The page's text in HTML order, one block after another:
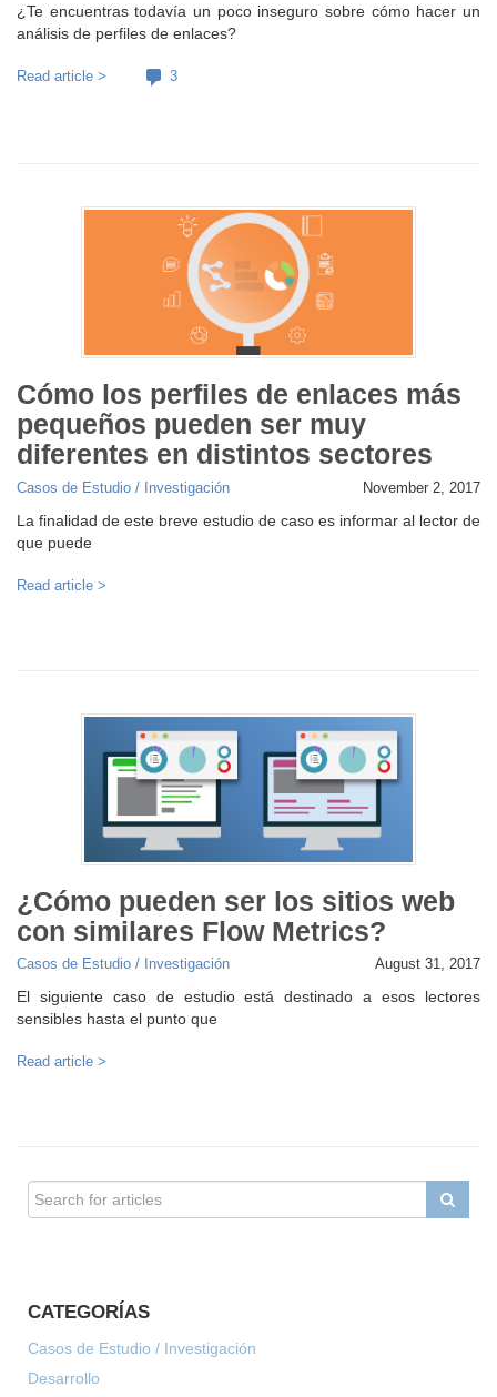
¿Te encuentras todavía un poco inseguro sobre cómo hacer un
análisis de perfiles de enlaces?
Read article > 3
Cómo los perfiles de enlaces más
pequeños pueden ser muy
diferentes en distintos sectores
Casos de Estudio / Investigación November 2, 2017
La finalidad de este breve estudio de caso es informar al lector de
que puede
Read article >
¿Cómo pueden ser los sitios web
con similares Flow Metrics?
Casos de Estudio / Investigación August 31, 2017
El siguiente caso de estudio está destinado a esos lectores
sensibles hasta el punto que
Read article >
CATEGORÍAS
Casos de Estudio / Investigación
Desarrollo